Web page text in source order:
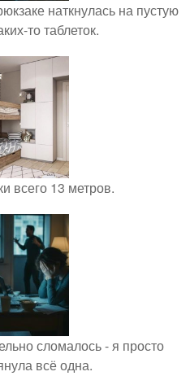
наткнулась на пустую
то таблеток.
всего 13 метров.
сломалось - я просто
всё одна.